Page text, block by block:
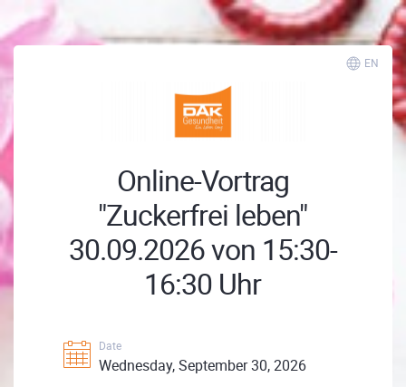
EN
Online-Vortrag
"Zuckerfrei leben"
30.09.2026 von 15:30-
16:30 Uhr
Date
Wednesday, September 30, 2026